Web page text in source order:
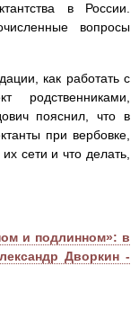
в России.
вопросы
как работать с
родственниками,
пояснил, что в
при вербовке,
сети и что делать,
и подлинном»: в
Дворкин -